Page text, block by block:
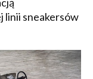
linii sneakersów